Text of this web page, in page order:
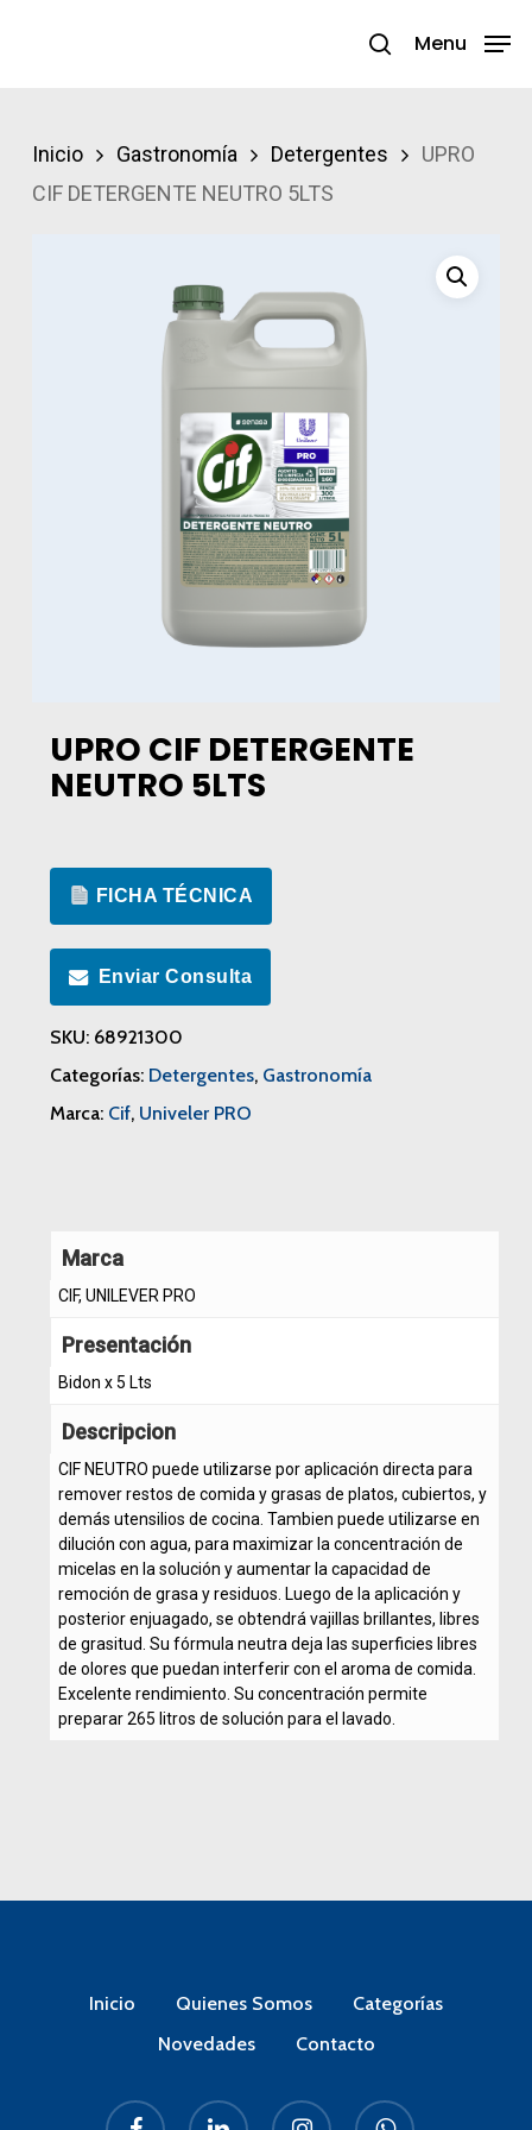
search
Menu
Inicio Gastronomía Detergentes
UPRO
CIF DETERGENTE NEUTRO 5LTS
UPRO CIF DETERGENTE
NEUTRO 5LTS
FICHA TÉCNICA
Enviar Consulta
SKU: 68921300
Categorías: Detergentes, Gastronomía
Marca: Cif, Univeler PRO
Marca
CIF, UNILEVER PRO
Presentación
Bidon x 5 Lts
Descripcion
CIF NEUTRO puede utilizarse por aplicación directa para
remover restos de comida y grasas de platos, cubiertos, y
demás utensilios de cocina. Tambien puede utilizarse en
dilución con agua, para maximizar la concentración de
micelas en la solución y aumentar la capacidad de
remoción de grasa y residuos. Luego de la aplicación y
posterior enjuagado, se obtendrá vajillas brillantes, libres
de grasitud. Su fórmula neutra deja las superficies libres
de olores que puedan interferir con el aroma de comida.
Excelente rendimiento. Su concentración permite
preparar 265 litros de solución para el lavado.
Inicio Quienes Somos
Categorías
Novedades
Contacto
facebook linkedin instagram whatsapp